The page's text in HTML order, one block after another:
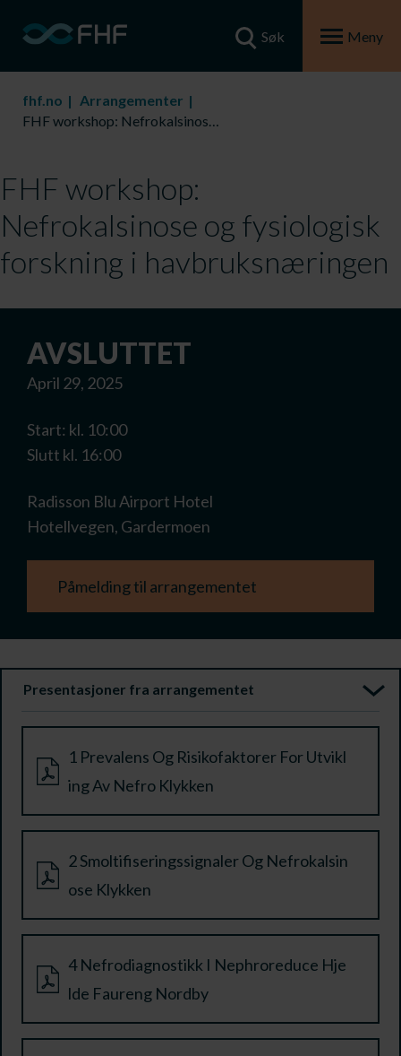
Søk Meny
fhf.no
Arrangementer
FHF workshop: Nefrokalsinose og fysiologisk forskning i havbruksnæringen
FHF workshop:
Nefrokalsinose og fysiologisk
forskning i havbruksnæringen
AVSLUTTET
April 29, 2025
Start: kl. 10:00
Slutt kl. 16:00
Radisson Blu Airport Hotel
Hotellvegen, Gardermoen
Påmelding til arrangementet
Presentasjoner fra arrangementet
1 Prevalens Og Risikofaktorer For Utvikl
ing Av Nefro Klykken
2 Smoltifiseringssignaler Og Nefrokalsin
ose Klykken
4 Nefrodiagnostikk I Nephroreduce Hje
lde Faureng Nordby